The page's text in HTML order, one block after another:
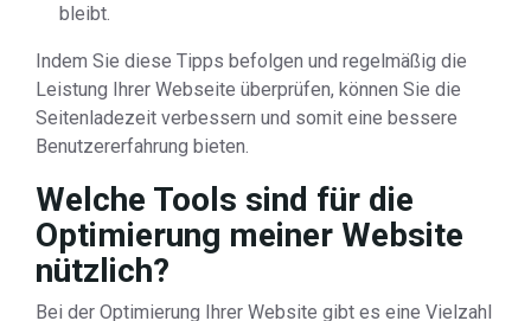
bleibt.
Indem Sie diese Tipps befolgen und regelmäßig die
Leistung Ihrer Webseite überprüfen, können Sie die
Seitenladezeit verbessern und somit eine bessere
Benutzererfahrung bieten.
Welche Tools sind für die
Optimierung meiner Website
nützlich?
Bei der Optimierung Ihrer Website gibt es eine Vielzahl